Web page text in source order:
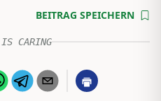
BEITRAG SPEICHERN
IS CARING